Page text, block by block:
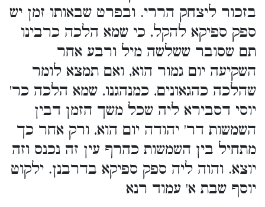
בזכור ליצחק הררי. ובפרט שבאותו זמן יש
ספק ספיקא להקל, כי שמא הלכה כרבינו
תם שסובר ששלשה מיל ורבע אחר
השקיעה יום גמור הוא, ואם תמצא לומר
שהלכה כהגאונים, כמנהגנו, שמא הלכה כר'
יוסי דסבירא ליה שכל משך הזמן דבין
השמשות דר' יהודה יום הוא, ורק אחר כך
מתחיל בין השמשות כהרף עין זה נכנס וזה
יוצא. והוה ליה ספק ספיקא בדרבנן. ילקוט
יוסף שבת א' עמוד רנא